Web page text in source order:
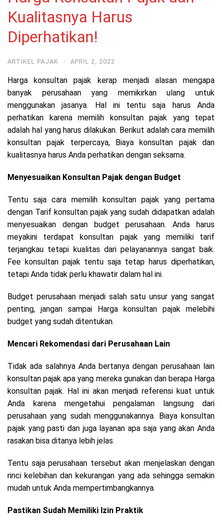
Kualitasnya Harus
Diperhatikan!
ARTIKEL PAJAK · APRIL 2, 2022
Harga konsultan pajak kerap menjadi alasan mengapa
banyak perusahaan yang memikirkan ulang untuk
menggunakan jasanya. Hal ini tentu saja harus Anda
perhatikan karena memilih konsultan pajak yang tepat
adalah hal yang harus dilakukan. Berikut adalah cara memilih
konsultan pajak terpercaya, Biaya konsultan pajak dan
kualitasnya harus Anda perhatikan dengan seksama.
Menyesuaikan Konsultan Pajak dengan Budget
Tentu saja cara memilih konsultan pajak yang pertama
dengan Tarif konsultan pajak yang sudah didapatkan adalah
menyesuaikan dengan budget perusahaan. Anda harus
meyakini terdapat konsultan pajak yang memiliki tarif
terjangkau tetapi kualitas dari pelayanannya sangat baik.
Fee konsultan pajak tentu saja tetap harus diperhatikan,
tetapi Anda tidak perlu khawatir dalam hal ini.
Budget perusahaan menjadi salah satu unsur yang sangat
penting, jangan sampai Harga konsultan pajak melebihi
budget yang sudah ditentukan.
Mencari Rekomendasi dari Perusahaan Lain
Tidak ada salahnya Anda bertanya dengan perusahaan lain
konsultan pajak apa yang mereka gunakan dan berapa Harga
konsultan pajak. Hal ini akan menjadi referensi kuat untuk
Anda karena mengetahui pengalaman langsung dari
perusahaan yang sudah menggunakannya. Biaya konsultan
pajak yang pasti dan juga layanan apa saja yang akan Anda
rasakan bisa ditanya lebih jelas.
Tentu saja perusahaan tersebut akan menjelaskan dengan
rinci kelebihan dan kekurangan yang ada sehingga semakin
mudah untuk Anda mempertimbangkannya.
Pastikan Sudah Memiliki Izin Praktik